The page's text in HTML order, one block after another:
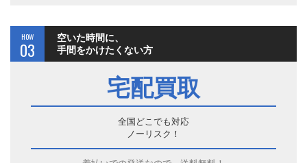
HOW
03
空いた時間に、
手間をかけたくない方
宅配買取
全国どこでも対応
ノーリスク！